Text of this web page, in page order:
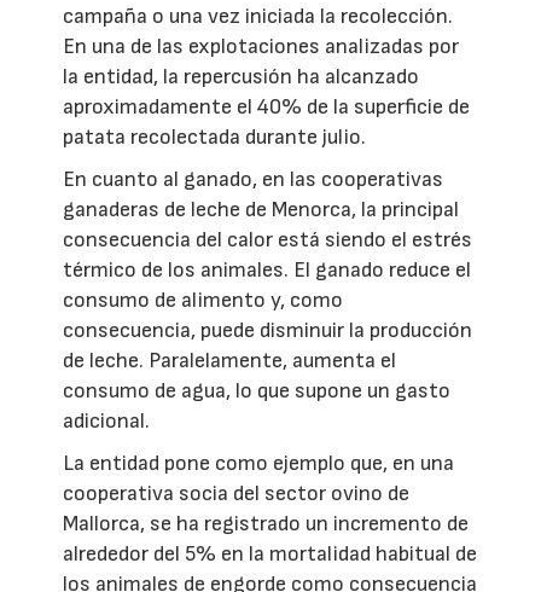
campaña o una vez iniciada la recolección.
En una de las explotaciones analizadas por
la entidad, la repercusión ha alcanzado
aproximadamente el 40% de la superficie de
patata recolectada durante julio.
En cuanto al ganado, en las cooperativas
ganaderas de leche de Menorca, la principal
consecuencia del calor está siendo el estrés
térmico de los animales. El ganado reduce el
consumo de alimento y, como
consecuencia, puede disminuir la producción
de leche. Paralelamente, aumenta el
consumo de agua, lo que supone un gasto
adicional.
La entidad pone como ejemplo que, en una
cooperativa socia del sector ovino de
Mallorca, se ha registrado un incremento de
alrededor del 5% en la mortalidad habitual de
los animales de engorde como consecuencia